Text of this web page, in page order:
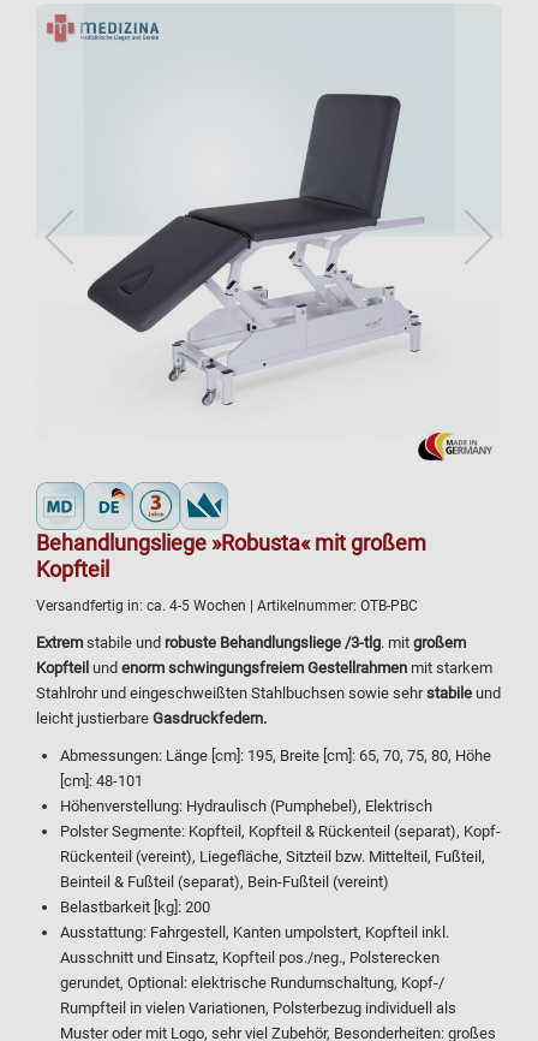
Behandlungsliege »Robusta« mit großem
Kopfteil
Versandfertig in: ca. 4-5 Wochen | Artikelnummer: OTB-PBC
Extrem stabile und robuste Behandlungsliege /3-tlg. mit großem
Kopfteil und enorm schwingungsfreiem Gestellrahmen mit starkem
Stahlrohr und eingeschweißten Stahlbuchsen sowie sehrstabile und
leicht justierbare Gasdruckfedern.
Abmessungen: Länge [cm]: 195, Breite [cm]: 65, 70, 75, 80, Höhe
[cm]: 48-101
Höhenverstellung: Hydraulisch (Pumphebel), Elektrisch
Polster Segmente: Kopfteil, Kopfteil & Rückenteil (separat), Kopf-
Rückenteil (vereint), Liegefläche, Sitzteil bzw. Mittelteil, Fußteil,
Beinteil & Fußteil (separat), Bein-Fußteil (vereint)
Belastbarkeit [kg]: 200
Ausstattung: Fahrgestell, Kanten umpolstert, Kopfteil inkl.
Ausschnitt und Einsatz, Kopfteil pos./neg., Polsterecken
gerundet, Optional: elektrische Rundumschaltung, Kopf-/
Rumpfteil in vielen Variationen, Polsterbezug individuell als
Muster oder mit Logo, sehr viel Zubehör, Besonderheiten: großes